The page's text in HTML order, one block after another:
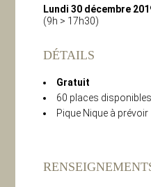
Lundi 30 décembre
(9h > 17h30)
DÉTAILS
Gratuit
60 places disponibles
Pique Nique à prévoir